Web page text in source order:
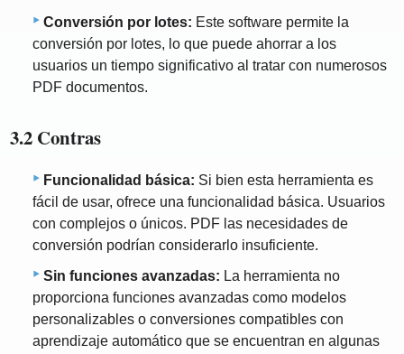
Conversión por lotes: Este software permite la
conversión por lotes, lo que puede ahorrar a los
usuarios un tiempo significativo al tratar con numerosos
PDF documentos.
3.2 Contras
Funcionalidad básica: Si bien esta herramienta es
fácil de usar, ofrece una funcionalidad básica. Usuarios
con complejos o únicos. PDF las necesidades de
conversión podrían considerarlo insuficiente.
Sin funciones avanzadas: La herramienta no
proporciona funciones avanzadas como modelos
personalizables o conversiones compatibles con
aprendizaje automático que se encuentran en algunas